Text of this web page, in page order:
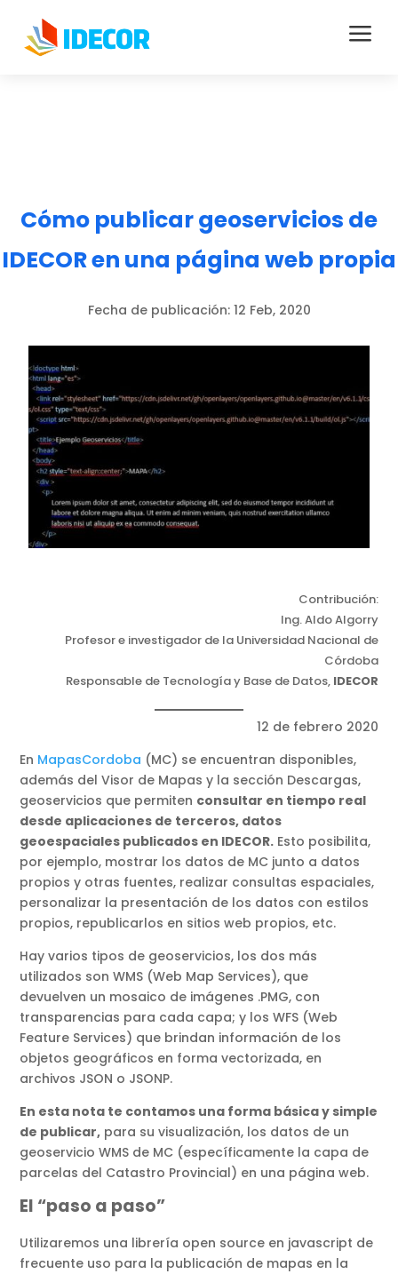
a
Cómo publicar geoservicios de
IDECOR en una página web propia
Fecha de publicación: 12 Feb, 2020
Contribución:
Ing. Aldo Algorry
Profesor e investigador de la Universidad Nacional de
Córdoba
Responsable de Tecnología y Base de Datos, IDECOR
12 de febrero 2020
En MapasCordoba (MC) se encuentran disponibles,
además del Visor de Mapas y la sección Descargas,
geoservicios que permiten consultar en tiempo real
desde aplicaciones de terceros, datos
geoespaciales publicados en IDECOR. Esto posibilita,
por ejemplo, mostrar los datos de MC junto a datos
propios y otras fuentes, realizar consultas espaciales,
personalizar la presentación de los datos con estilos
propios, republicarlos en sitios web propios, etc.
Hay varios tipos de geoservicios, los dos más
utilizados son WMS (Web Map Services), que
devuelven un mosaico de imágenes .PMG, con
transparencias para cada capa; y los WFS (Web
Feature Services) que brindan información de los
objetos geográficos en forma vectorizada, en
archivos JSON o JSONP.
En esta nota te contamos una forma básica y simple
de publicar, para su visualización, los datos de un
geoservicio WMS de MC (específicamente la capa de
parcelas del Catastro Provincial) en una página web.
El “paso a paso”
Utilizaremos una librería open source en javascript de
frecuente uso para la publicación de mapas en la